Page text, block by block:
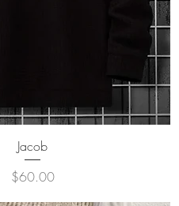
クイックビュー
Jacob
価格
$60.00